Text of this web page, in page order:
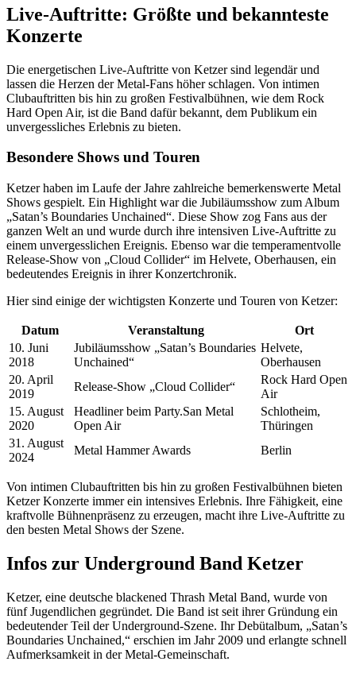
Live-Auftritte: Größte und bekannteste
Konzerte
Die energetischen Live-Auftritte von Ketzer sind legendär und
lassen die Herzen der Metal-Fans höher schlagen. Von intimen
Clubauftritten bis hin zu großen Festivalbühnen, wie dem Rock
Hard Open Air, ist die Band dafür bekannt, dem Publikum ein
unvergessliches Erlebnis zu bieten.
Besondere Shows und Touren
Ketzer haben im Laufe der Jahre zahlreiche bemerkenswerte Metal
Shows gespielt. Ein Highlight war die Jubiläumsshow zum Album
„Satan’s Boundaries Unchained“. Diese Show zog Fans aus der
ganzen Welt an und wurde durch ihre intensiven Live-Auftritte zu
einem unvergesslichen Ereignis. Ebenso war die temperamentvolle
Release-Show von „Cloud Collider“ im Helvete, Oberhausen, ein
bedeutendes Ereignis in ihrer Konzertchronik.
Hier sind einige der wichtigsten Konzerte und Touren von Ketzer:
Datum Veranstaltung
Ort
10. Juni
2018
Jubiläumsshow „Satan’s Boundaries
Unchained“
Helvete,
Oberhausen
20. April
2019
Release-Show „Cloud Collider“
Rock Hard Open
Air
15. August
2020
Headliner beim Party.San Metal
Open Air
Schlotheim,
Thüringen
31. August
2024
Metal Hammer Awards Berlin
Von intimen Clubauftritten bis hin zu großen Festivalbühnen bieten
Ketzer Konzerte immer ein intensives Erlebnis. Ihre Fähigkeit, eine
kraftvolle Bühnenpräsenz zu erzeugen, macht ihre Live-Auftritte zu
den besten Metal Shows der Szene.
Infos zur Underground Band Ketzer
Ketzer, eine deutsche blackened Thrash Metal Band, wurde von
fünf Jugendlichen gegründet. Die Band ist seit ihrer Gründung ein
bedeutender Teil der Underground-Szene. Ihr Debütalbum, „Satan’s
Boundaries Unchained,“ erschien im Jahr 2009 und erlangte schnell
Aufmerksamkeit in der Metal-Gemeinschaft.